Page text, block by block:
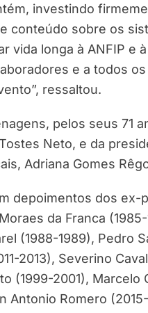
investindo
conteúdo sobre os
vida longa à ANFIP e
e a todos
ressaltou.
pelos seus 71
Neto, e da
Adriana Gomes
depoimentos dos ex-
da Franca
(1988-1989), Pedro
2013), Severino
(1999-2001),
Antonio Romero